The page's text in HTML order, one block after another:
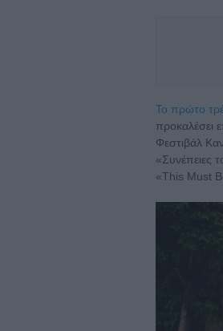
Το πρώτο
προκαλέσει
Φεστιβάλ
«Συνέπειες
«This Must